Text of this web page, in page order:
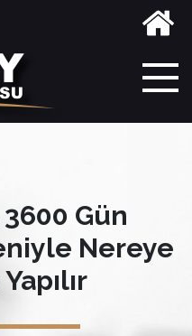
3600 Gün
Nereye